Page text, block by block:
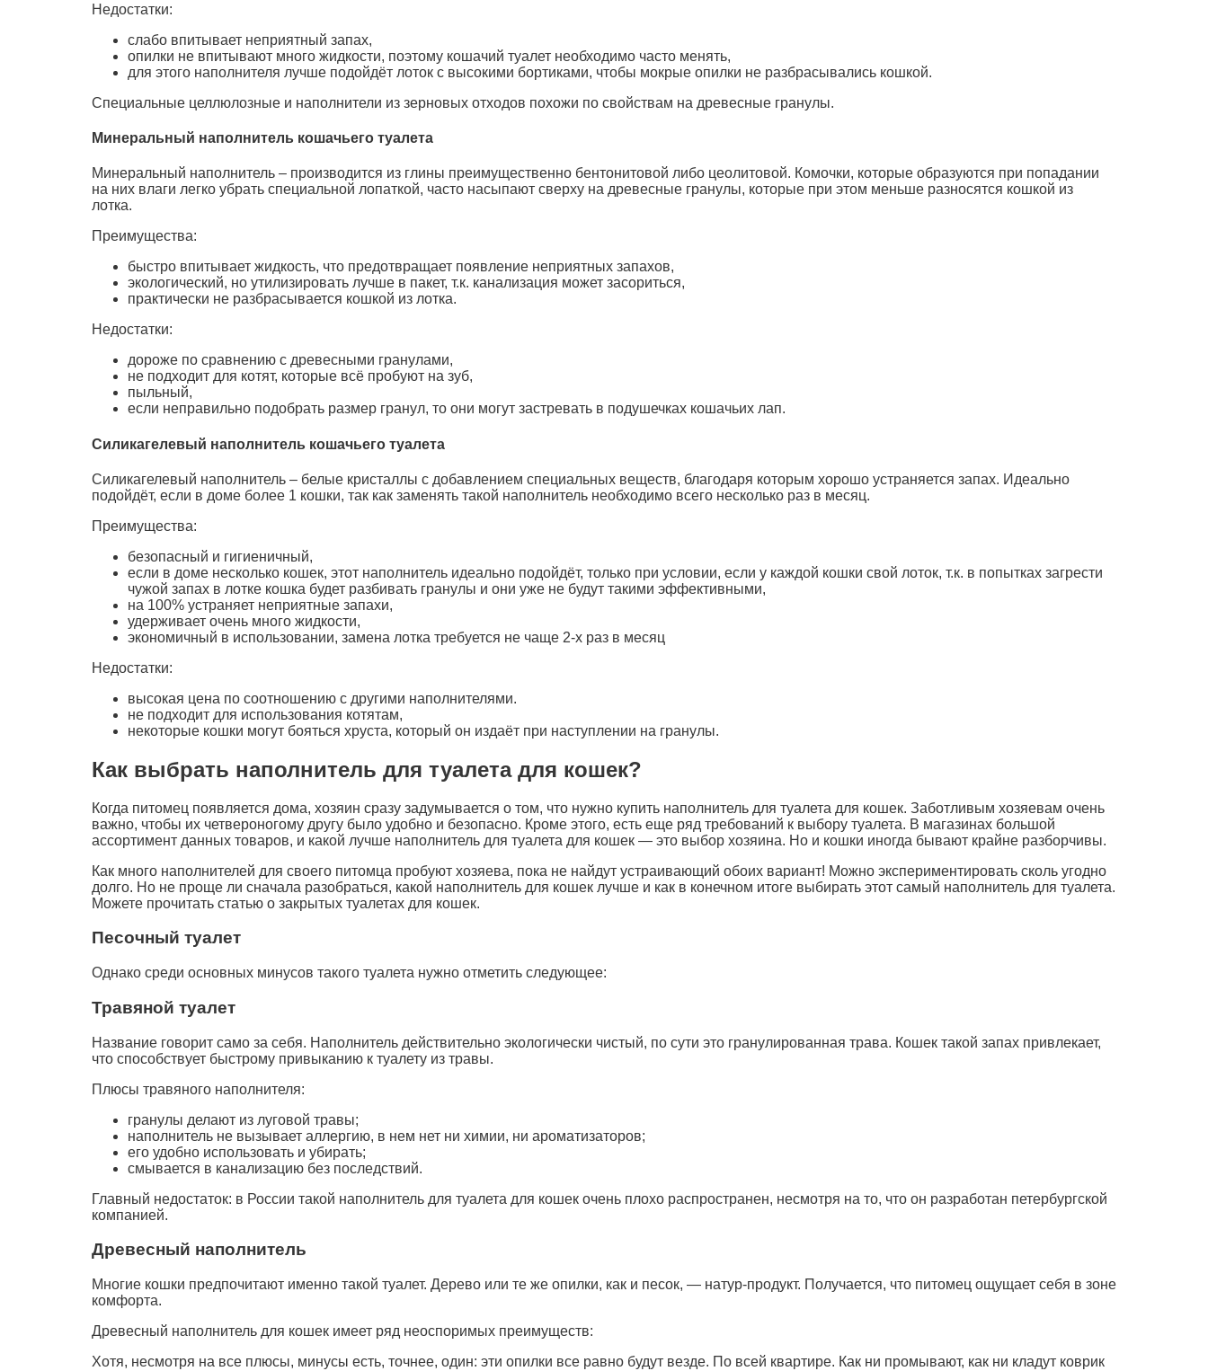
Недостатки:
слабо впитывает неприятный запах,
опилки не впитывают много жидкости, поэтому кошачий туалет необходимо часто менять,
для этого наполнителя лучше подойдёт лоток с высокими бортиками, чтобы мокрые опилки не разбрасывались кошкой.
Специальные целлюлозные и наполнители из зерновых отходов похожи по свойствам на древесные гранулы.
Минеральный наполнитель кошачьего туалета
Минеральный наполнитель – производится из глины преимущественно бентонитовой либо цеолитовой. Комочки, которые образуются при попадании
на них влаги легко убрать специальной лопаткой, часто насыпают сверху на древесные гранулы, которые при этом меньше разносятся кошкой из
лотка.
Преимущества:
быстро впитывает жидкость, что предотвращает появление неприятных запахов,
экологический, но утилизировать лучше в пакет, т.к. канализация может засориться,
практически не разбрасывается кошкой из лотка.
Недостатки:
дороже по сравнению с древесными гранулами,
не подходит для котят, которые всё пробуют на зуб,
пыльный,
если неправильно подобрать размер гранул, то они могут застревать в подушечках кошачьих лап.
Силикагелевый наполнитель кошачьего туалета
Силикагелевый наполнитель – белые кристаллы с добавлением специальных веществ, благодаря которым хорошо устраняется запах. Идеально
подойдёт, если в доме более 1 кошки, так как заменять такой наполнитель необходимо всего несколько раз в месяц.
Преимущества:
безопасный и гигиеничный,
если в доме несколько кошек, этот наполнитель идеально подойдёт, только при условии, если у каждой кошки свой лоток, т.к. в попытках загрести
чужой запах в лотке кошка будет разбивать гранулы и они уже не будут такими эффективными,
на 100% устраняет неприятные запахи,
удерживает очень много жидкости,
экономичный в использовании, замена лотка требуется не чаще 2-х раз в месяц
Недостатки:
высокая цена по соотношению с другими наполнителями.
не подходит для использования котятам,
некоторые кошки могут бояться хруста, который он издаёт при наступлении на гранулы.
Как выбрать наполнитель для туалета для кошек?
Когда питомец появляется дома, хозяин сразу задумывается о том, что нужно купить наполнитель для туалета для кошек. Заботливым хозяевам очень
важно, чтобы их четвероногому другу было удобно и безопасно. Кроме этого, есть еще ряд требований к выбору туалета. В магазинах большой
ассортимент данных товаров, и какой лучше наполнитель для туалета для кошек — это выбор хозяина. Но и кошки иногда бывают крайне разборчивы.
Как много наполнителей для своего питомца пробуют хозяева, пока не найдут устраивающий обоих вариант! Можно экспериментировать сколь угодно
долго. Но не проще ли сначала разобраться, какой наполнитель для кошек лучше и как в конечном итоге выбирать этот самый наполнитель для туалета.
Можете прочитать статью о закрытых туалетах для кошек.
Песочный туалет
Однако среди основных минусов такого туалета нужно отметить следующее:
Травяной туалет
Название говорит само за себя. Наполнитель действительно экологически чистый, по сути это гранулированная трава. Кошек такой запах привлекает,
что способствует быстрому привыканию к туалету из травы.
Плюсы травяного наполнителя:
гранулы делают из луговой травы;
наполнитель не вызывает аллергию, в нем нет ни химии, ни ароматизаторов;
его удобно использовать и убирать;
смывается в канализацию без последствий.
Главный недостаток: в России такой наполнитель для туалета для кошек очень плохо распространен, несмотря на то, что он разработан петербургской
компанией.
Древесный наполнитель
Многие кошки предпочитают именно такой туалет. Дерево или те же опилки, как и песок, — натур-продукт. Получается, что питомец ощущает себя в зоне
комфорта.
Древесный наполнитель для кошек имеет ряд неоспоримых преимуществ:
Хотя, несмотря на все плюсы, минусы есть, точнее, один: эти опилки все равно будут везде. По всей квартире. Как ни промывают, как ни кладут коврик